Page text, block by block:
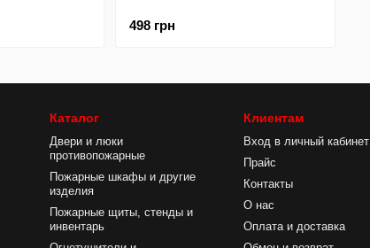
498 грн
Каталог
Двери и люки
противопожарные
Пожарные шкафы и другие
изделия
Пожарные щиты, стенды и
инвентарь
Клиентам
Вход в личный кабинет
Прайс
Контакты
О нас
Оплата и доставка